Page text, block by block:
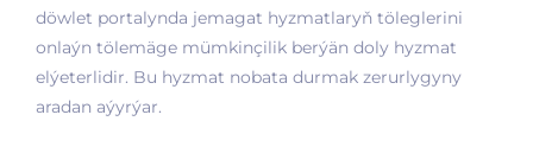
döwlet portalynda jemagat hyzmatlaryň töleglerini
onlaýn tölemäge mümkinçilik berýän doly hyzmat
elýeterlidir. Bu hyzmat nobata durmak zerurlygyny
aradan aýyrýar.